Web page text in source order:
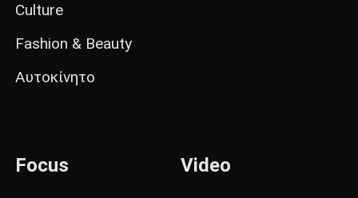
Culture
Fashion & Beauty
Αυτοκίνητο
Focus Video